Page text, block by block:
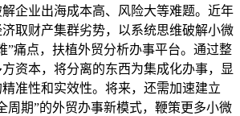
企业出海成本高、风险大等难题。近年
取财产集群劣势，以系统思维破解小微
”痛点，扶植外贸分析办事平台。通过整
资本，将分离的东西为集成化办事，显
准性和实效性。将来，还需加速建立
周期”的外贸办事新模式，鞭策更多小微